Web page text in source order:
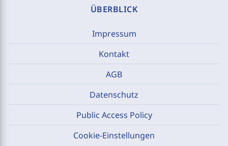
ÜBERBLICK
Impressum
Kontakt
AGB
Datenschutz
Public Access Policy
Cookie-Einstellungen